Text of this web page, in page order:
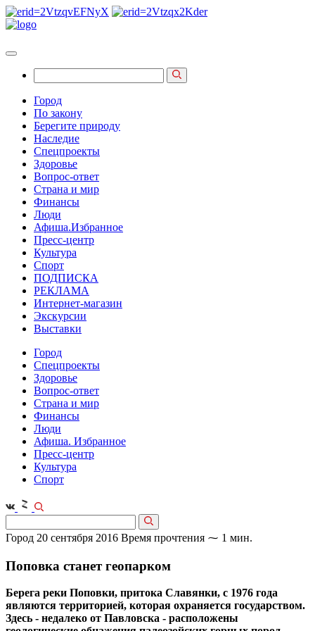
Город
По закону
Берегите природу
Наследие
Спецпроекты
Здоровье
Вопрос-ответ
Страна и мир
Финансы
Люди
Афиша.Избранное
Пресс-центр
Культура
Спорт
ПОДПИСКА
РЕКЛАМА
Интернет-магазин
Экскурсии
Выставки
Город
Спецпроекты
Здоровье
Вопрос-ответ
Страна и мир
Финансы
Люди
Афиша. Избранное
Пресс-центр
Культура
Спорт
Город 20 сентября 2016 Время прочтения ⁓ 1 мин.
Поповка станет геопарком
Берега реки Поповки, притока Славянки, с 1976 года
являются территорией, которая охраняется государством.
Здесь - недалеко от Павловска - расположены